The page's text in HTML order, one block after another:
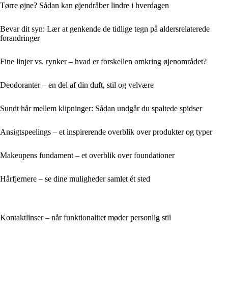
Tørre øjne? Sådan kan øjendråber lindre i hverdagen
Bevar dit syn: Lær at genkende de tidlige tegn på aldersrelaterede
forandringer
Fine linjer vs. rynker – hvad er forskellen omkring øjenområdet?
Deodoranter – en del af din duft, stil og velvære
Sundt hår mellem klipninger: Sådan undgår du spaltede spidser
Ansigtspeelings – et inspirerende overblik over produkter og typer
Makeupens fundament – et overblik over foundationer
Hårfjernere – se dine muligheder samlet ét sted
Kontaktlinser – når funktionalitet møder personlig stil